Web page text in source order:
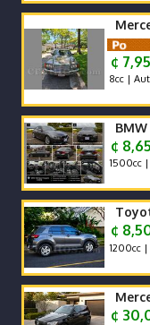
¢
8cc |
¢
1500cc
El
¢
1200cc |
¢